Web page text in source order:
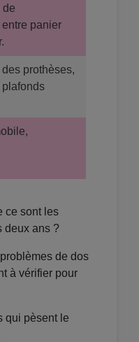
de
panier
prothèses,
ce sont les
deux ans ?
de dos
à vérifier pour
qui pèsent le